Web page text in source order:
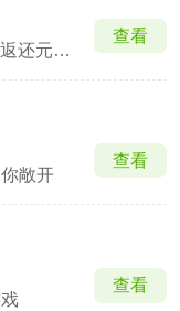
签到送648充值卡 、额外返还元宝大返利
查看
敞开
查看
查看